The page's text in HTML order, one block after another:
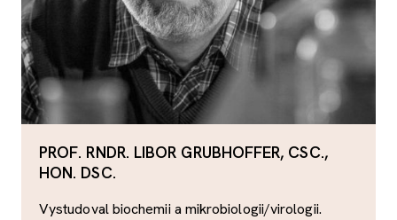
PROF. RNDR. LIBOR GRUBHOFFER, CSC.,
HON. DSC.
Vystudoval biochemii a mikrobiologii/virologii.